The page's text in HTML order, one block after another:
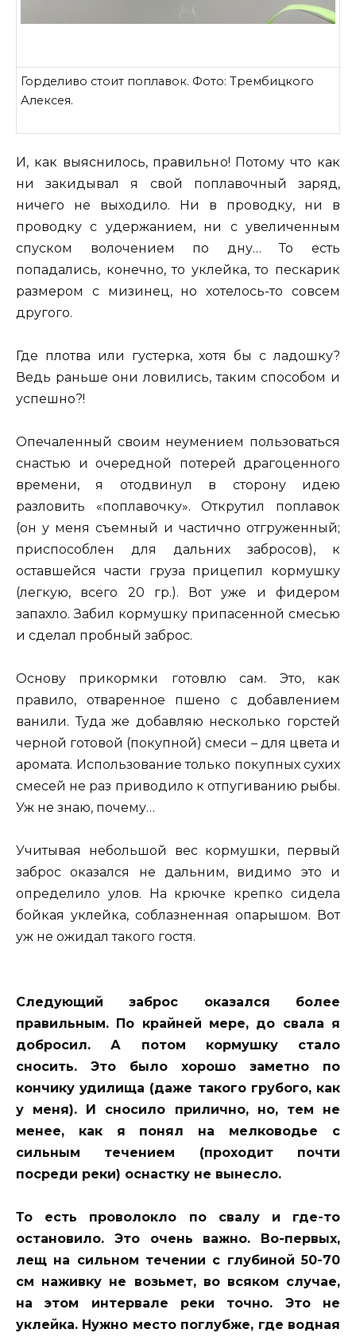
Горделиво стоит поплавок. Фото: Трембицкого
Алексея.
И, как выяснилось, правильно! Потому что как
ни закидывал я свой поплавочный заряд,
ничего не выходило. Ни в проводку, ни в
проводку с удержанием, ни с увеличенным
спуском волочением по дну… То есть
попадались, конечно, то уклейка, то пескарик
размером с мизинец, но хотелось-то совсем
другого.
Где плотва или густерка, хотя бы с ладошку?
Ведь раньше они ловились, таким способом и
успешно?!
Опечаленный своим неумением пользоваться
снастью и очередной потерей драгоценного
времени, я отодвинул в сторону идею
разловить «поплавочку». Открутил поплавок
(он у меня съемный и частично отгруженный;
приспособлен для дальних забросов), к
оставшейся части груза прицепил кормушку
(легкую, всего 20 гр.). Вот уже и фидером
запахло. Забил кормушку припасенной смесью
и сделал пробный заброс.
Основу прикормки готовлю сам. Это, как
правило, отваренное пшено с добавлением
ванили. Туда же добавляю несколько горстей
черной готовой (покупной) смеси – для цвета и
аромата. Использование только покупных сухих
смесей не раз приводило к отпугиванию рыбы.
Уж не знаю, почему…
Учитывая небольшой вес кормушки, первый
заброс оказался не дальним, видимо это и
определило улов. На крючке крепко сидела
бойкая уклейка, соблазненная опарышом. Вот
уж не ожидал такого гостя.
Следующий заброс оказался более
правильным. По крайней мере, до свала я
добросил. А потом кормушку стало
сносить. Это было хорошо заметно по
кончику удилища (даже такого грубого, как
у меня). И сносило прилично, но, тем не
менее, как я понял на мелководье с
сильным течением (проходит почти
посреди реки) оснастку не вынесло.
То есть проволокло по свалу и где-то
остановило. Это очень важно. Во-первых,
лещ на сильном течении с глубиной 50-70
см наживку не возьмет, во всяком случае,
на этом интервале реки точно. Это не
уклейка. Нужно место поглубже, где водная